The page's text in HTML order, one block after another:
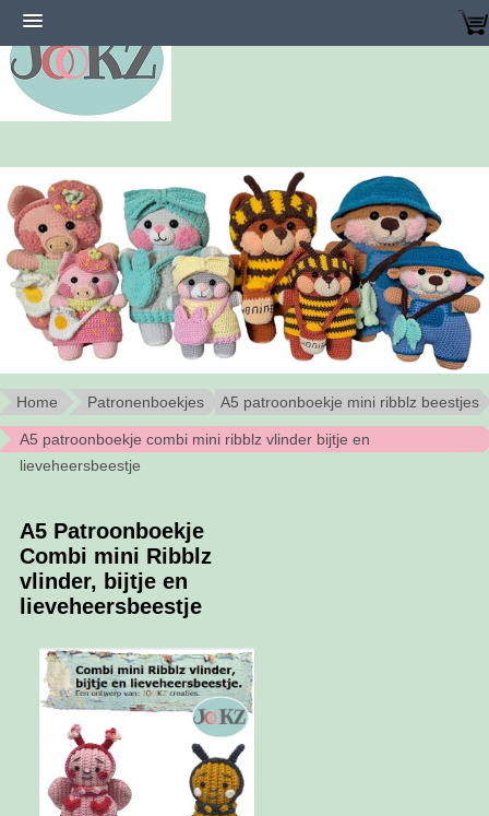
Home Patronenboekjes A5 patroonboekje mini ribblz beestjes
A5 patroonboekje combi mini ribblz vlinder bijtje en
lieveheersbeestje
A5 Patroonboekje
Combi mini Ribblz
vlinder, bijtje en
lieveheersbeestje